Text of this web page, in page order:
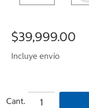
$39,999.00
Incluye envío
Cant.